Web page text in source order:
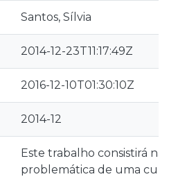
Santos, Sílvia
2014-12-23T11:17:49Z
2016-12-10T01:30:10Z
2014-12
Este trabalho consistirá na
problemática de uma